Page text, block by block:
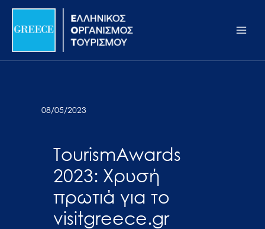
Σημείωση:
ιστότοπος
προσβασιμότητας.
Μετάβαση
περιεχόμενο
08/05/2023
TourismAwards
2023: Χρυσή
πρωτιά για το
visitgreece.gr